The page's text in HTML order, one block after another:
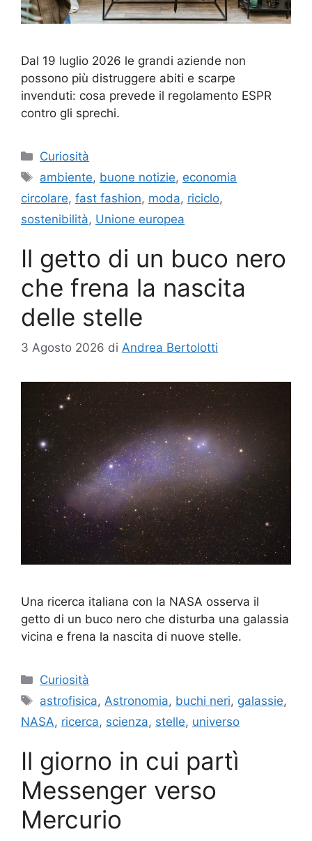
Dal 19 luglio 2026 le grandi aziende non
possono più distruggere abiti e scarpe
invenduti: cosa prevede il regolamento ESPR
contro gli sprechi.
Categorie
Curiosità
Tag
ambiente, buone notizie, economia
circolare, fast fashion, moda, riciclo,
sostenibilità, Unione europea
Il getto di un buco nero
che frena la nascita
delle stelle
3 Agosto 2026 di Andrea Bertolotti
Una ricerca italiana con la NASA osserva il
getto di un buco nero che disturba una galassia
vicina e frena la nascita di nuove stelle.
Categorie
Curiosità
Tag
astrofisica, Astronomia, buchi neri, galassie,
NASA, ricerca, scienza, stelle, universo
Il giorno in cui partì
Messenger verso
Mercurio